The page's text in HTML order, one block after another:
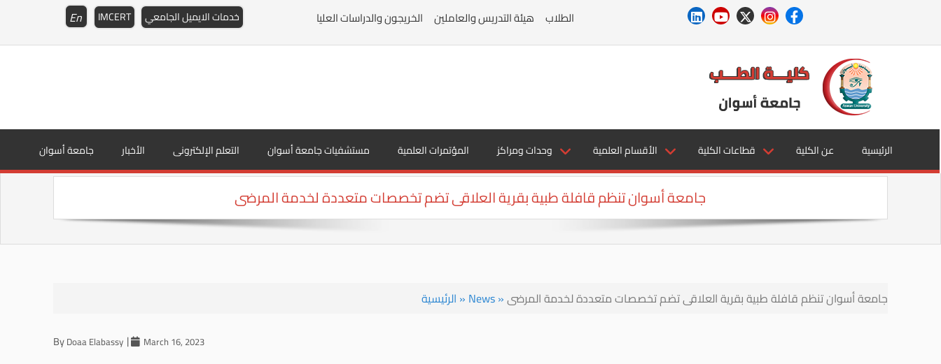
En خدمات الايميل الجامعي IMCERT الخريجون والدراسات العليا هيئة التدريس والعاملين الطلاب
جامعة أسوان الأخبار التعلم الإلكترونى مستشفيات جامعة أسوان المؤتمرات العلمية وحدات ومراكز الأقسام العلمية قطاعات الكلية عن الكلية الرئيسية
جامعة أسوان تنظم قافلة طبية بقرية العلاقى تضم تخصصات متعددة لخدمة المرضى
الرئيسية » News»جامعة أسوان تنظم قافلة طبية بقرية العلاقى تضم تخصصات متعددة لخدمة المرضى
ByDoaa Elabassy March 16, 2023